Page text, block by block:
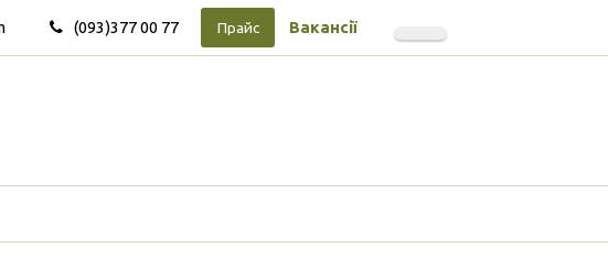
(093)377 00 77 Прайс Вакансії